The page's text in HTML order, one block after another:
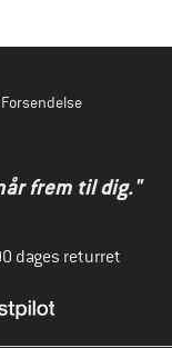
frem til dig."
dages returret